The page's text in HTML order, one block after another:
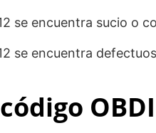
se encuentra sucio o
se encuentra